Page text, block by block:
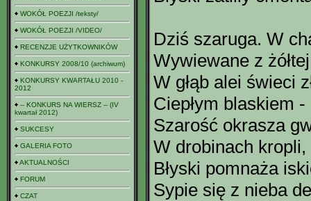
WOKÓŁ POEZJI /teksty/
WOKÓŁ POEZJI /VIDEO/
RECENZJE UŻYTKOWNIKÓW
KONKURSY 2008/10 (archiwum)
KONKURSY KWARTAŁU 2010 -
2012
-- KONKURS NA WIERSZ -- (IV
kwartał 2012)
SUKCESY
GALERIA FOTO
AKTUALNOŚCI
FORUM
CZAT
Dziś szaruga. W
Wywiewane z
W głąb alei świeci
Ciepłym blaskiem
Szarość okrasza
W drobinach kropli,
Błyski pomnaża
Sypie się z nieba